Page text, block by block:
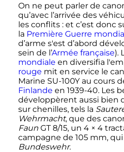
On ne peut parler de
qu’avec l’arrivée des
les conflits : et c’est donc
la Première Guerre
d’arme s'est d’abord
sein de l’Armée française).
mondiale en diversifia
rouge mit en service le
Marine SU-100Y au cours
Finlande en 1939-40. Les
développèrent aussi bien
sur chenilles, tels la
Wehrmacht, que des
FaunGT 8/15, un 4 × 4
campagne de 105 mm,
Bundeswehr.